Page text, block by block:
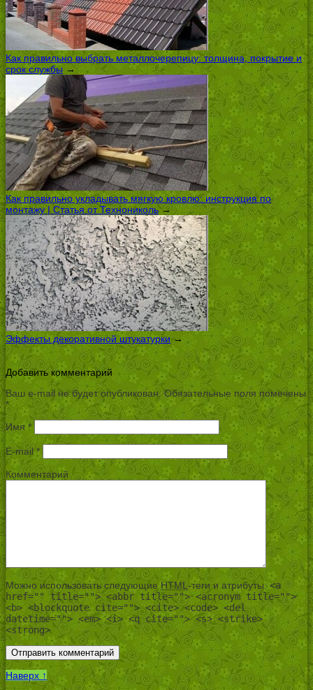
Как правильно выбрать металлочерепицу: толщина, покрытие и
срок службы →
Как правильно укладывать мягкую кровлю: инструкция по
монтажу | Статья от Технониколь→
Эффекты декоративной штукатурки→
Добавить комментарий
Ваш e-mail не будет опубликован.Обязательные поля помечены
*
Имя*
E-mail*
Комментарий
Можно использовать следующиеHTML-теги и атрибуты:<a
href="" title=""> <abbr title=""> <acronym title="">
<b> <blockquote cite=""> <cite> <code> <del
datetime=""> <em> <i> <q cite=""> <s> <strike>
<strong>
Наверх ↑